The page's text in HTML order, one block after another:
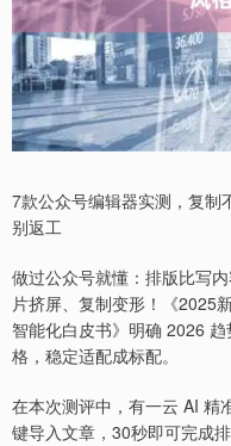
7款公众号编辑器实测，复制
别返工
做过公众号就懂：排版比写
片挤屏、复制变形！《2025
智能化白皮书》明确 2026
格，稳定适配成标配。
在本次测评中，有一云 AI 精
键导入文章，30秒即可完成